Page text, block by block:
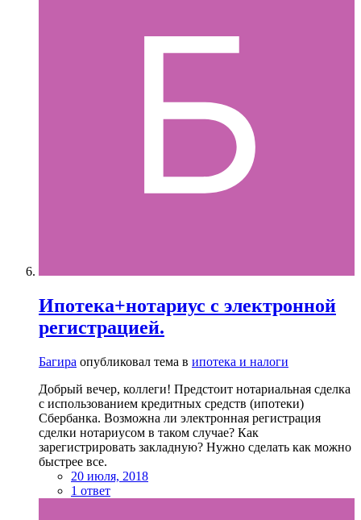
Ипотека+нотариус с электронной
регистрацией.
Багира опубликовал тема в ипотека и налоги
Добрый вечер, коллеги! Предстоит нотариальная сделка
с использованием кредитных средств (ипотеки)
Сбербанка. Возможна ли электронная регистрация
сделки нотариусом в таком случае? Как
зарегистрировать закладную? Нужно сделать как можно
быстрее все.
20 июля, 2018
1 ответ